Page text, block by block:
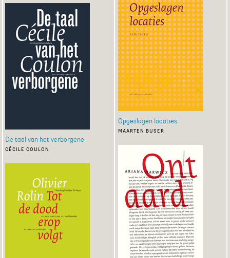
De taal van het verborgene
cécile coulon
Opgeslagen locaties
maarten buser